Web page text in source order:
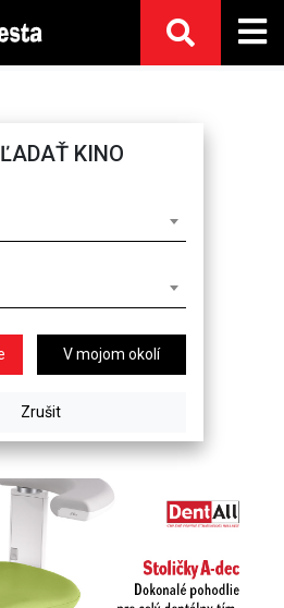
KINO
V mojom okolí